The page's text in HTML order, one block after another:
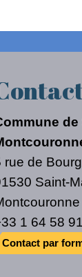
rue de
Saint-
1 64 58
Contact par